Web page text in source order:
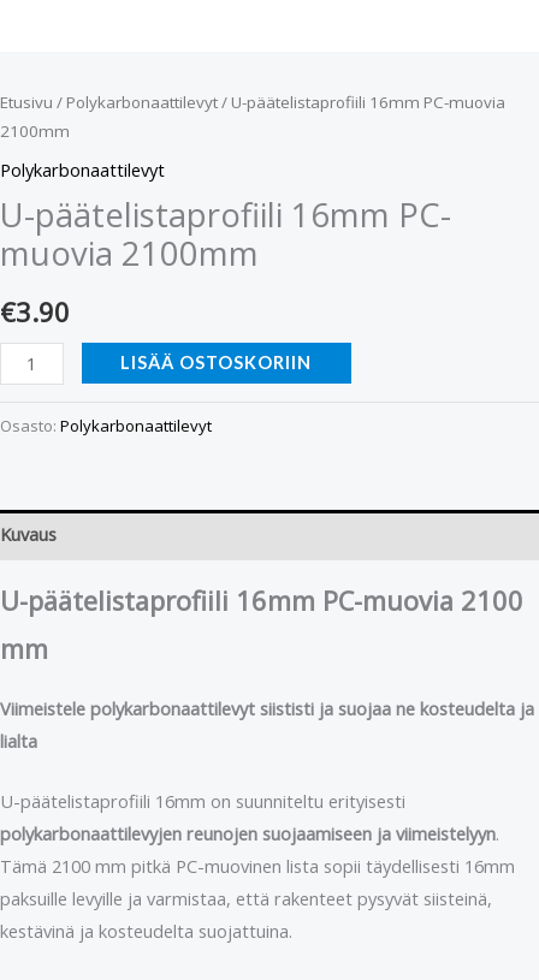
Etusivu / Polykarbonaattilevyt/ U-päätelistaprofiili 16mm PC-muovia
2100mm
Polykarbonaattilevyt
U-päätelistaprofiili 16mm PC-
muovia 2100mm
€3.90
LISÄÄ OSTOSKORIIN
Osasto: Polykarbonaattilevyt
Kuvaus
U-päätelistaprofiili 16mm PC-muovia 2100
mm
Viimeistele polykarbonaattilevyt siististi ja suojaa ne kosteudelta ja
lialta
U-päätelistaprofiili 16mm on suunniteltu erityisesti
polykarbonaattilevyjen reunojen suojaamiseen ja viimeistelyyn.
Tämä 2100 mm pitkä PC-muovinen lista sopii täydellisesti 16mm
paksuille levyille ja varmistaa, että rakenteet pysyvät siisteinä,
kestävinä ja kosteudelta suojattuina.